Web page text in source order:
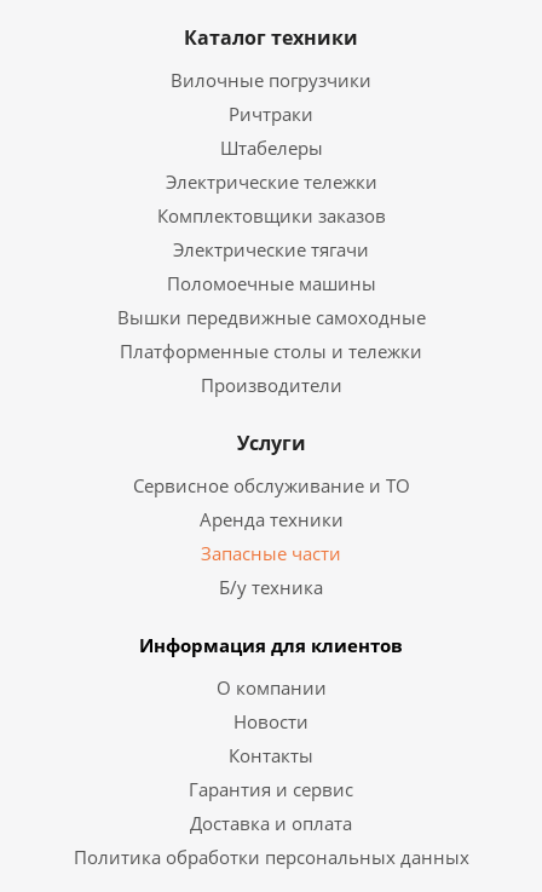
Каталог техники
Вилочные погрузчики
Ричтраки
Штабелеры
Электрические тележки
Комплектовщики заказов
Электрические тягачи
Поломоечные машины
Вышки передвижные самоходные
Платформенные столы и тележки
Производители
Услуги
Сервисное обслуживание и ТО
Аренда техники
Запасные части
Б/у техника
Информация для клиентов
О компании
Новости
Контакты
Гарантия и сервис
Доставка и оплата
Политика обработки персональных данных